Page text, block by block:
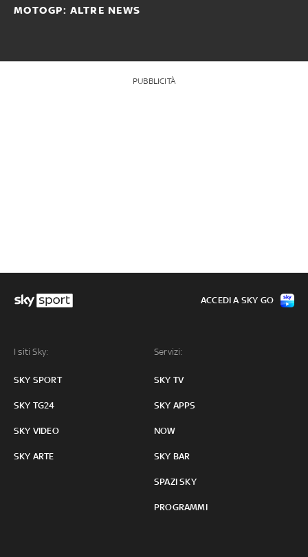
MOTOGP: ALTRE NEWS
PUBBLICITÀ
I siti Sky:
SKY SPORT
SKY TG24
SKY VIDEO
SKY ARTE
Servizi:
SKY TV
SKY APPS
NOW
SKY BAR
SPAZI SKY
PROGRAMMI
ACCEDI A SKY GO